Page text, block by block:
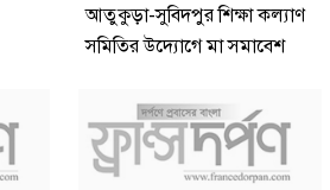
আতুকুড়া-সুবিদপুর শিক্ষা কল্যাণ
সমিতির উদ্যোগে মা সমাবেশ